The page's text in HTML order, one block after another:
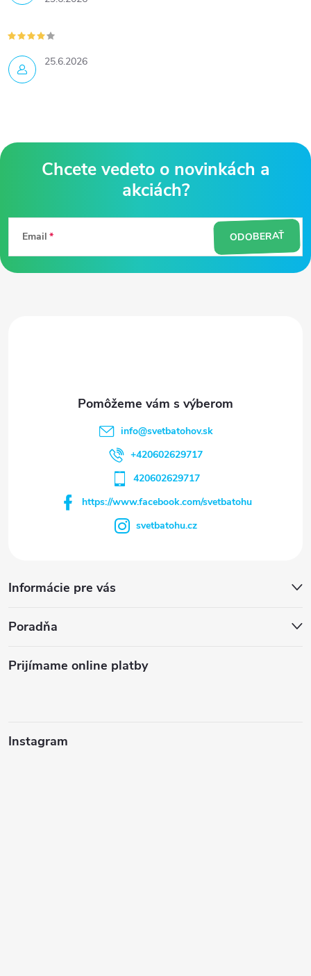
25.6.2026
á
ä
Email ODOBERAŤ
info@svetbatohov.sk
+420602629717
420602629717
https://www.facebook.com/svetbatohu
svetbatohu.cz
Informácie pre vás
Poradňa
Prijímame online platby
Instagram